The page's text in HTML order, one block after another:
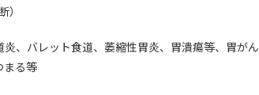
、バレット食道、萎縮性胃炎、胃潰瘍等、胃がん
まる等